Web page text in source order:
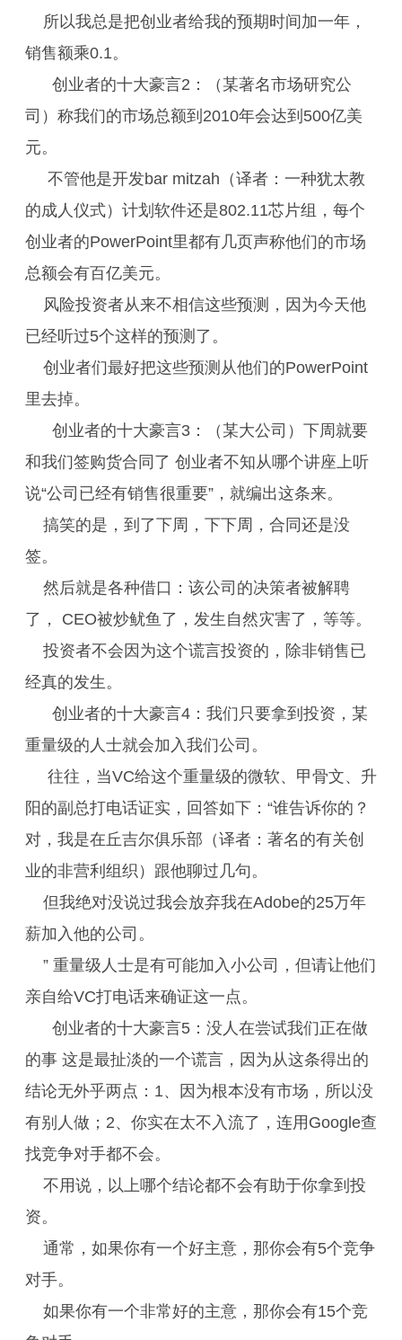
所以我总是把创业者给我的预期时间加一年，
销售额乘0.1。
创业者的十大豪言2：（某著名市场研究公
司）称我们的市场总额到2010年会达到500亿美
元。
不管他是开发bar mitzah（译者：一种犹太教
的成人仪式）计划软件还是802.11芯片组，每个
创业者的PowerPoint里都有几页声称他们的市场
总额会有百亿美元。
风险投资者从来不相信这些预测，因为今天他
已经听过5个这样的预测了。
创业者们最好把这些预测从他们的PowerPoint
里去掉。
创业者的十大豪言3：（某大公司）下周就要
和我们签购货合同了 创业者不知从哪个讲座上听
说“公司已经有销售很重要”，就编出这条来。
搞笑的是，到了下周，下下周，合同还是没
签。
然后就是各种借口：该公司的决策者被解聘
了， CEO被炒鱿鱼了，发生自然灾害了，等等。
投资者不会因为这个谎言投资的，除非销售已
经真的发生。
创业者的十大豪言4：我们只要拿到投资，某
重量级的人士就会加入我们公司。
往往，当VC给这个重量级的微软、甲骨文、升
阳的副总打电话证实，回答如下：“谁告诉你的？
对，我是在丘吉尔俱乐部（译者：著名的有关创
业的非营利组织）跟他聊过几句。
但我绝对没说过我会放弃我在Adobe的25万年
薪加入他的公司。
” 重量级人士是有可能加入小公司，但请让他们
亲自给VC打电话来确证这一点。
创业者的十大豪言5：没人在尝试我们正在做
的事 这是最扯淡的一个谎言，因为从这条得出的
结论无外乎两点：1、因为根本没有市场，所以没
有别人做；2、你实在太不入流了，连用Google查
找竞争对手都不会。
不用说，以上哪个结论都不会有助于你拿到投
资。
通常，如果你有一个好主意，那你会有5个竞争
对手。
如果你有一个非常好的主意，那你会有15个竞